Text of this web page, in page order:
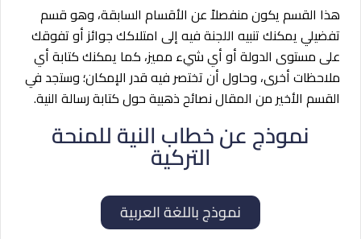
هذا القسم يكون منفصلاً عن الأقسام السابقة، وهو قسم
تفضيلي يمكنك تنبيه اللجنة فيه إلى امتلاكك جوائز أو تفوقك
على مستوى الدولة أو أي شيء مميز، كما يمكنك كتابة أي
ملاحظات أخرى، وحاول أن تختصر فيه قدر الإمكان؛ وستجد في
القسم الأخير من المقال نصائح ذهبية حول كتابة رسالة النية.
نموذج عن خطاب النية للمنحة
التركية
نموذج باللغة العربية